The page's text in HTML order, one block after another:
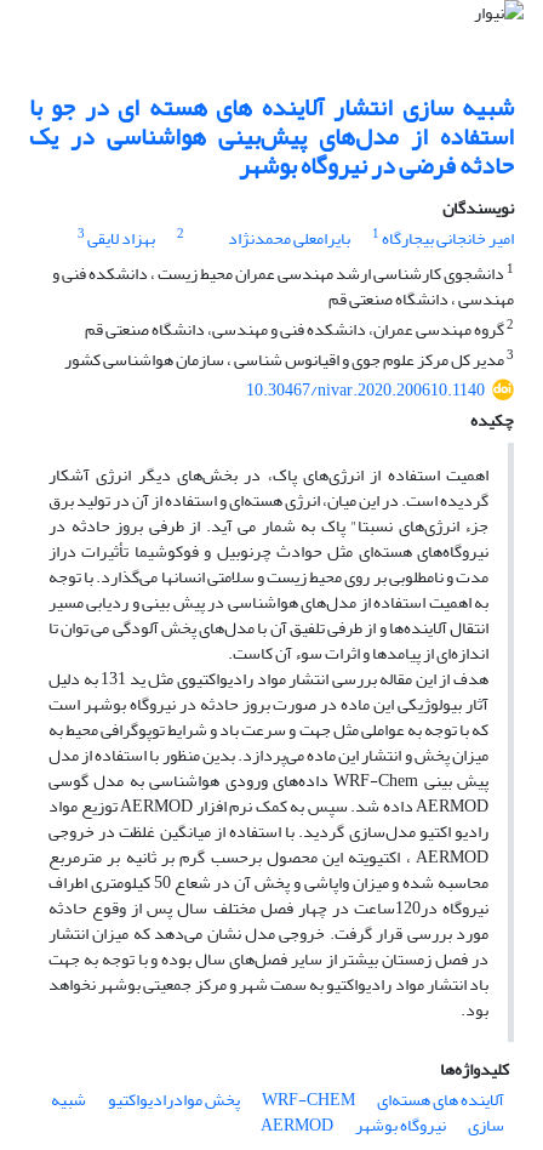
شبیه سازی انتشار آلاینده های هسته ای در جو با
استفاده از مدل‌های پیش‌بینی هواشناسی در یک
حادثه فرضی در نیروگاه بوشهر
نویسندگان
امیر خانجانی بیجارگاه1 بایرامعلی محمدنژاد 2 بهزاد لایقی3
1 دانشجوی کارشناسی ارشد مهندسی عمران محیط زیست ، دانشکده فنی و
مهندسی ، دانشگاه صنعتی قم
2گروه مهندسی عمران، دانشکده فنی و مهندسی، دانشگاه صنعتی قم
3مدیر کل مرکز علوم جوی و اقیانوس شناسی ، سازمان هواشناسی کشور
10.30467/nivar.2020.200610.1140
چکیده
اهمیت استفاده از انرژی‌های پاک، در بخش‌های دیگر انرژی آشکار
گردیده است. در این میان، انرژی هسته‌ای و استفاده از آن در تولید برق
جزء انرژی‌های نسبتا" پاک به شمار می آید. از طرفی بروز حادثه در
نیروگاه‌های هسته‌ای مثل حوادث چرنوبیل و فوکوشیما تأثیرات دراز
مدت و نامطلوبی بر روی محیط زیست و سلامتی انسانها می‌گذارد. با توجه
به اهمیت استفاده از مدل‌های هواشناسی در پیش بینی و ردیابی مسیر
انتقال آلاینده‌ها و از طرفی تلفیق آن با مدل‌های پخش آلودگی می توان تا
اندازه‌ای از پیامدها و اثرات سوء آن کاست.
هدف از این مقاله بررسی انتشار مواد رادیواکتیوی مثل ید 131 به دلیل
آثار بیولوژیکی این ماده در صورت بروز حادثه در نیروگاه بوشهر است
که با توجه به عواملی مثل جهت و سرعت باد و شرایط توپوگرافی محیط به
میزان پخش و انتشار این ماده می‌پردازد. بدین منظور با استفاده از مدل
پیش بینی WRF-Chem داده‌های ورودی هواشناسی به مدل گوسی
AERMOD داده شد. سپس به کمک نرم افزار AERMOD توزیع مواد
رادیو اکتیو مدل‌سازی گردید. با استفاده از میانگین غلظت در خروجی
AERMOD ، اکتیویته این محصول برحسب گرم بر ثانیه بر مترمربع
محاسبه شده و میزان واپاشی و پخش آن در شعاع 50 کیلومتری اطراف
نیروگاه در120ساعت در چهار فصل مختلف سال پس از وقوع حادثه
مورد بررسی قرار گرفت. خروجی مدل نشان می‌دهد که میزان انتشار
در فصل زمستان بیشتر از سایر فصل‌های سال بوده و با توجه به جهت
باد انتشار مواد رادیواکتیو به سمت شهر و مرکز جمعیتی بوشهر نخواهد
بود.
کلیدواژه‌ها
آلاینده های هسته‌ای
WRF-CHEM پخش موادرادیواکتیو شبیه
سازی نیروگاه بوشهر AERMOD